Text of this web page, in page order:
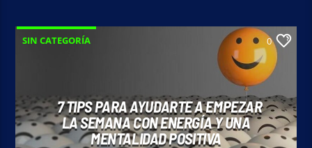
SIN CATEGORÍA 0
7 TIPS PARA AYUDARTE A EMPEZAR
LA SEMANA CON ENERGÍA Y UNA
MENTALIDAD POSITIVA